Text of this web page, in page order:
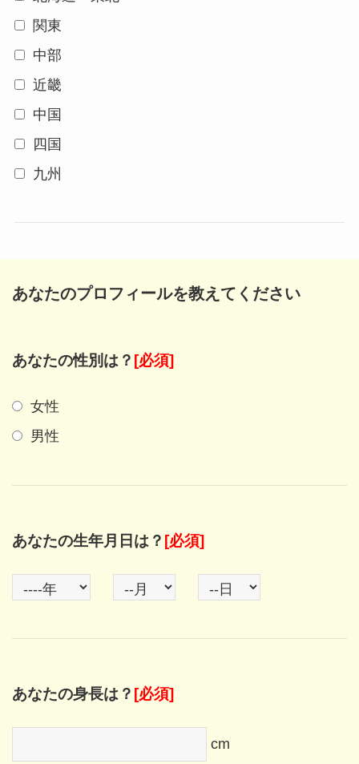
関東
中部
近畿
中国
四国
九州
あなたのプロフィールを教えてください
あなたの性別は？ [必須]
女性
男性
あなたの生年月日は？ [必須]
あなたの身長は？ [必須]
cm